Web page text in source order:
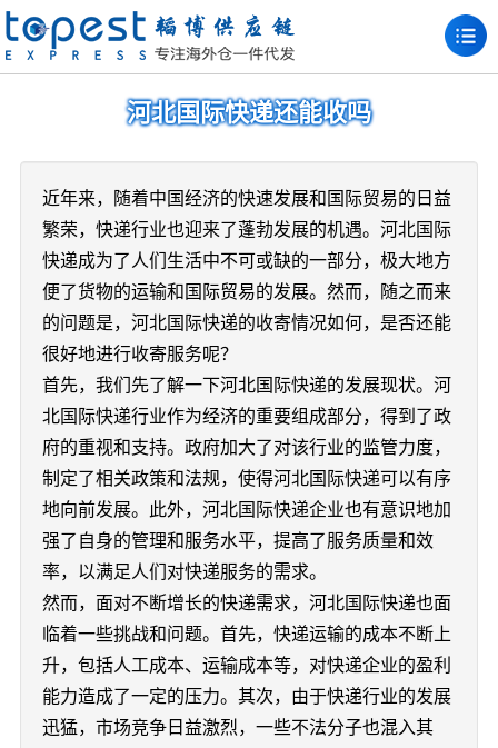
河北国际快递还能收吗
近年来，随着中国经济的快速发展和国际贸易的日益
繁荣，快递行业也迎来了蓬勃发展的机遇。河北国际
快递成为了人们生活中不可或缺的一部分，极大地方
便了货物的运输和国际贸易的发展。然而，随之而来
的问题是，河北国际快递的收寄情况如何，是否还能
很好地进行收寄服务呢？
首先，我们先了解一下河北国际快递的发展现状。河
北国际快递行业作为经济的重要组成部分，得到了政
府的重视和支持。政府加大了对该行业的监管力度，
制定了相关政策和法规，使得河北国际快递可以有序
地向前发展。此外，河北国际快递企业也有意识地加
强了自身的管理和服务水平，提高了服务质量和效
率，以满足人们对快递服务的需求。
然而，面对不断增长的快递需求，河北国际快递也面
临着一些挑战和问题。首先，快递运输的成本不断上
升，包括人工成本、运输成本等，对快递企业的盈利
能力造成了一定的压力。其次，由于快递行业的发展
迅猛，市场竞争日益激烈，一些不法分子也混入其